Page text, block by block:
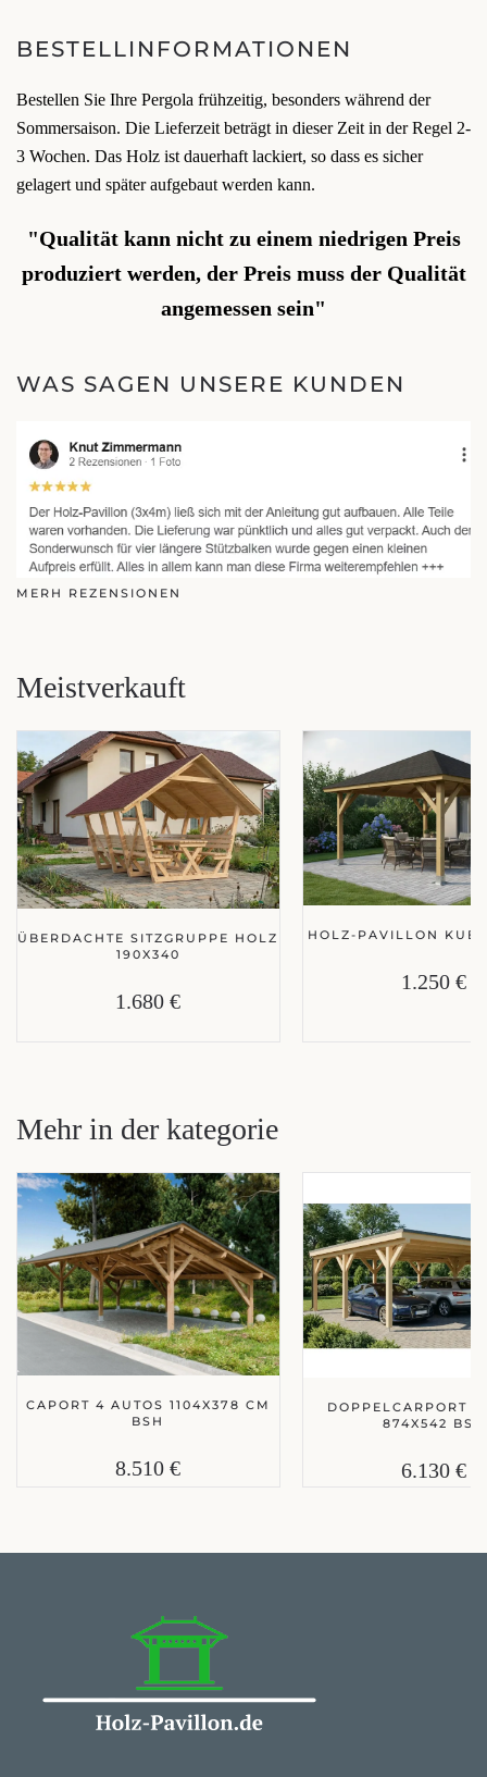
BESTELLINFORMATIONEN
Bestellen Sie Ihre Pergola frühzeitig, besonders während der
Sommersaison. Die Lieferzeit beträgt in dieser Zeit in der Regel 2-
3 Wochen. Das Holz ist dauerhaft lackiert, so dass es sicher
gelagert und später aufgebaut werden kann.
"Qualität kann nicht zu einem niedrigen Preis
produziert werden, der Preis muss der Qualität
angemessen sein"
WAS SAGEN UNSERE KUNDEN
MERH REZENSIONEN
Meistverkauft
ÜBERDACHTE SITZGRUPPE HOLZ
190X340
1.680 €
HOLZ-PAVILLON
1.250 €
Mehr in der kategorie
CAPORT 4 AUTOS 1104X378 CM
BSH
8.510 €
DOPPELCARPORT 3
874X542 BSH
6.130 €